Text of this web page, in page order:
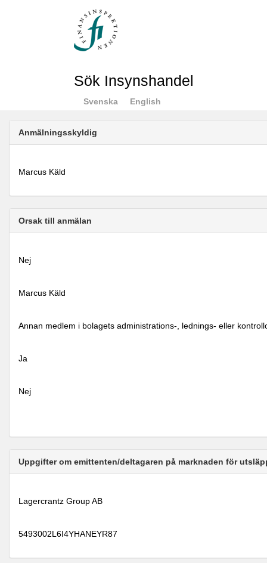
Sök Insynshandel
Svenska English
Anmälningsskyldig
Marcus Käld
Orsak till anmälan
Nej
Marcus Käld
Annan medlem i bolagets administrations-, lednings- eller
Ja
Nej
Uppgifter om emittenten/deltagaren på marknaden för
Lagercrantz Group AB
5493002L6I4YHANEYR87